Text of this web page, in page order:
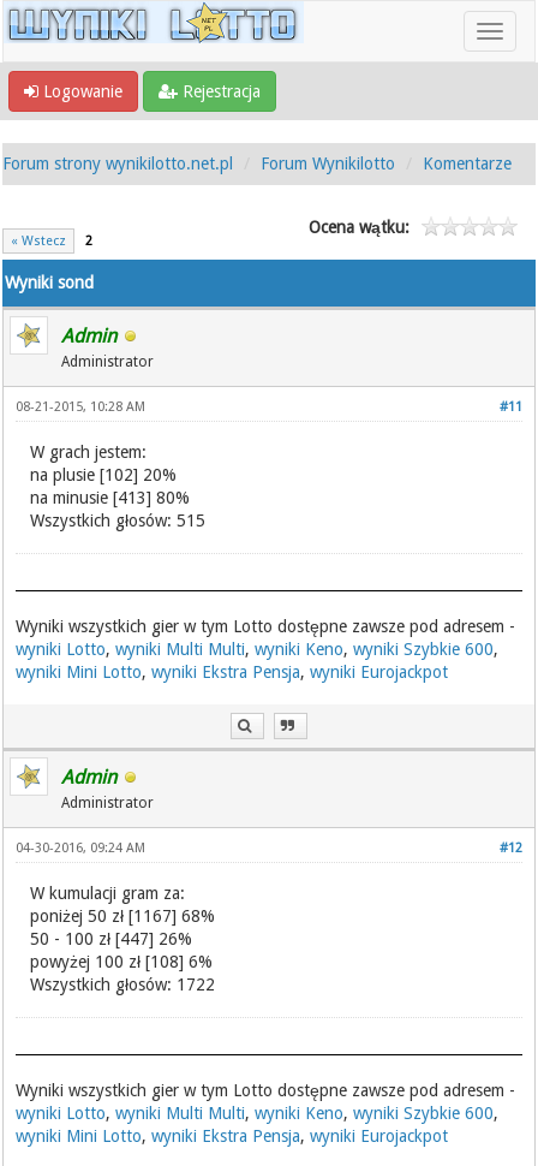
Logowanie Rejestracja
Forum strony wynikilotto.net.pl Forum Wynikilotto Komentarze
« Wstecz 2
Ocena wątku:
Wyniki sond
Admin
Administrator
#11
08-21-2015, 10:28 AM
W grach jestem:
na plusie [102] 20%
na minusie [413] 80%
Wszystkich głosów: 515
Wyniki wszystkich gier w tym Lotto dostępne zawsze pod adresem -
wyniki Lotto,wyniki Multi Multi,wyniki Keno,wyniki Szybkie 600,
wyniki Mini Lotto,wyniki Ekstra Pensja,wyniki Eurojackpot
Admin
Administrator
#12
04-30-2016, 09:24 AM
W kumulacji gram za:
poniżej 50 zł [1167] 68%
50 - 100 zł [447] 26%
powyżej 100 zł [108] 6%
Wszystkich głosów: 1722
Wyniki wszystkich gier w tym Lotto dostępne zawsze pod adresem -
wyniki Lotto,wyniki Multi Multi,wyniki Keno,wyniki Szybkie 600,
wyniki Mini Lotto,wyniki Ekstra Pensja,wyniki Eurojackpot